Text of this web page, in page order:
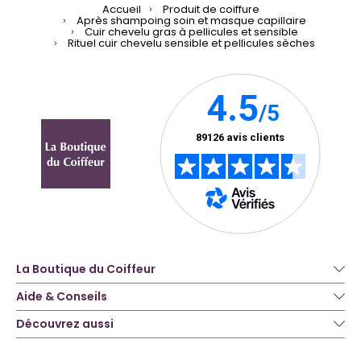
Accueil Produit de coiffure
Après shampoing soin et masque capillaire
Cuir chevelu gras à pellicules et sensible
Rituel cuir chevelu sensible et pellicules sèches
La Boutique du Coiffeur
Aide & Conseils
Découvrez aussi